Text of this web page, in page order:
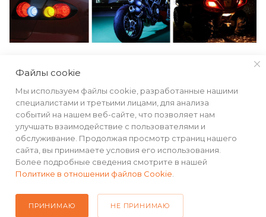
РЕКВИЗИТЫ
ПОМОЩЬ
ПОДПИСАТЬСЯ НА РАССЫЛКУ
Файлы cookie
Мы используем файлы cookie, разработанные нашими
специалистами и третьими лицами, для анализа
событий на нашем веб-сайте, что позволяет нам
улучшать взаимодействие с пользователями и
обслуживание. Продолжая просмотр страниц нашего
сайта, вы принимаете условия его использования.
Более подробные сведения смотрите в нашей
Политике в отношении файлов Cookie
ПРИНИМАЮ НЕ ПРИНИМАЮ